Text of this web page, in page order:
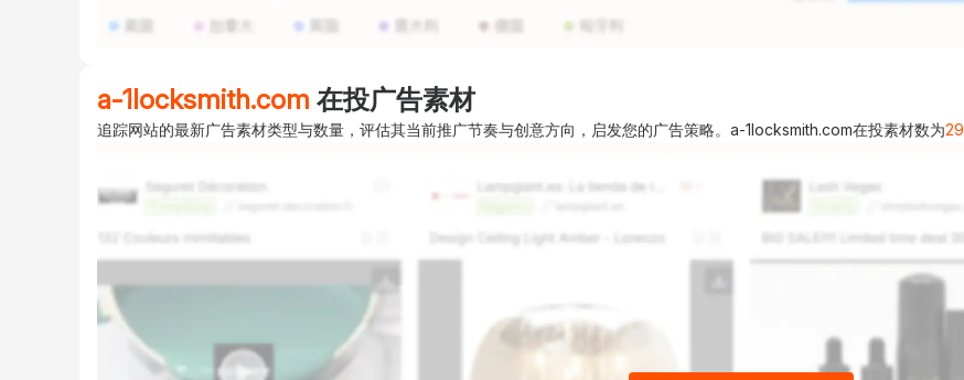
a-1locksmith.com 在投广告素材
追踪网站的最新广告素材类型与数量，评估其当前推广节奏与创意方向，启发您的广告策略。a-1locksmith.com在投素材数为29